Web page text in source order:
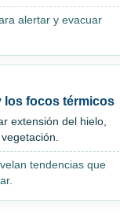
alertar y evacuar
los focos térmicos
extensión del hielo,
tendencias que